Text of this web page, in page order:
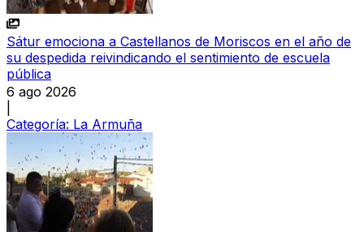
Sátur emociona a Castellanos de Moriscos en el año de
su despedida reivindicando el sentimiento de escuela
pública
6 ago 2026
Categoría: La Armuña